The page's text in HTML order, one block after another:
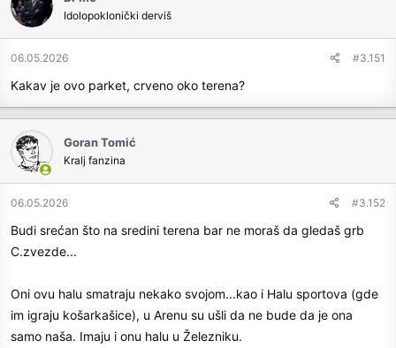
Idolopoklonički derviš
06.05.2026 #3.151
Kakav je ovo parket, crveno oko terena?
Goran Tomić
Kralj fanzina
06.05.2026 #3.152
Budi srećan što na sredini terena bar ne moraš da gledaš grb
C.zvezde...
Oni ovu halu smatraju nekako svojom...kao i Halu sportova (gde
im igraju košarkašice), u Arenu su ušli da ne bude da je ona
samo naša. Imaju i onu halu u Železniku.